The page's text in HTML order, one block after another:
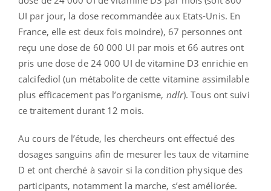
UI par jour, la dose recommandée aux Etats-Unis. En
France, elle est deux fois moindre), 67 personnes ont
reçu une dose de 60 000 UI par mois et 66 autres ont
pris une dose de 24 000 UI de vitamine D3 enrichie en
calcifediol (un métabolite de cette vitamine assimilable
plus efficacement pas l’organisme, ndlr). Tous ont suivi
ce traitement durant 12 mois.
Au cours de l’étude, les chercheurs ont effectué des
dosages sanguins afin de mesurer les taux de vitamine
D et ont cherché à savoir si la condition physique des
participants, notamment la marche, s’est améliorée.